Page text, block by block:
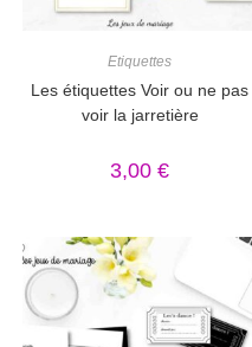
Etiquettes
Les étiquettes Voir ou ne pas
voir la jarretière
3,00€